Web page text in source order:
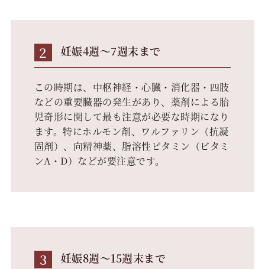
2 妊娠4週～7週末まで
この時期は、中枢神経・心臓・消化器・四肢
などの重要臓器の発生があり、薬剤による胎
児奇形に関して最も注意が必要な時期になり
ます。特にホルモン剤、ワルファリン（抗凝
固剤）、向精神薬、脂溶性ビタミン（ビタミ
ンA・D）などが要注意です。
3 妊娠8週～15週末まで